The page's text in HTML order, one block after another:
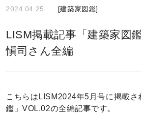
す
2024.04.25 [建築家図鑑]
LISM掲載記事「建築家図
愼司さん全編
こちらはLISM2024年5月号に掲載さ
鑑」VOL.02の全編記事です。